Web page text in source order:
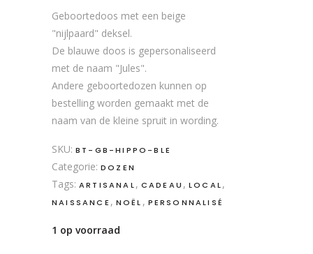
Geboortedoos met een beige
"nijlpaard" deksel.
De blauwe doos is gepersonaliseerd
met de naam "Jules".
Andere geboortedozen kunnen op
bestelling worden gemaakt met de
naam van de kleine spruit in wording.
SKU: BT-GB-HIPPO-BLE
Categorie: DOZEN
Tags: ARTISANAL, CADEAU ,LOCAL,
NAISSANCE , NOËL , PERSONNALISÉ
1 op voorraad